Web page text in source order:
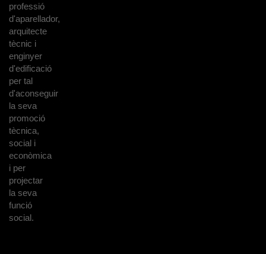
professió
d'aparellador,
arquitecte
tècnic i
enginyer
d'edificació
per tal
d'aconseguir
la seva
promoció
tècnica,
social i
econòmica
i per
projectar
la seva
funció
social.